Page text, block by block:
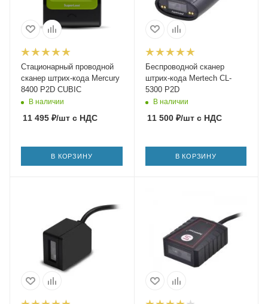
Стационарный проводной
сканер штрих-кода Mercury
8400 P2D CUBIC
В наличии
11 495 ₽/шт с НДС
В КОРЗИНУ
Беспроводной сканер
штрих-кода Mertech CL-
5300 P2D
В наличии
11 500₽/штс НДС
В КОРЗИНУ